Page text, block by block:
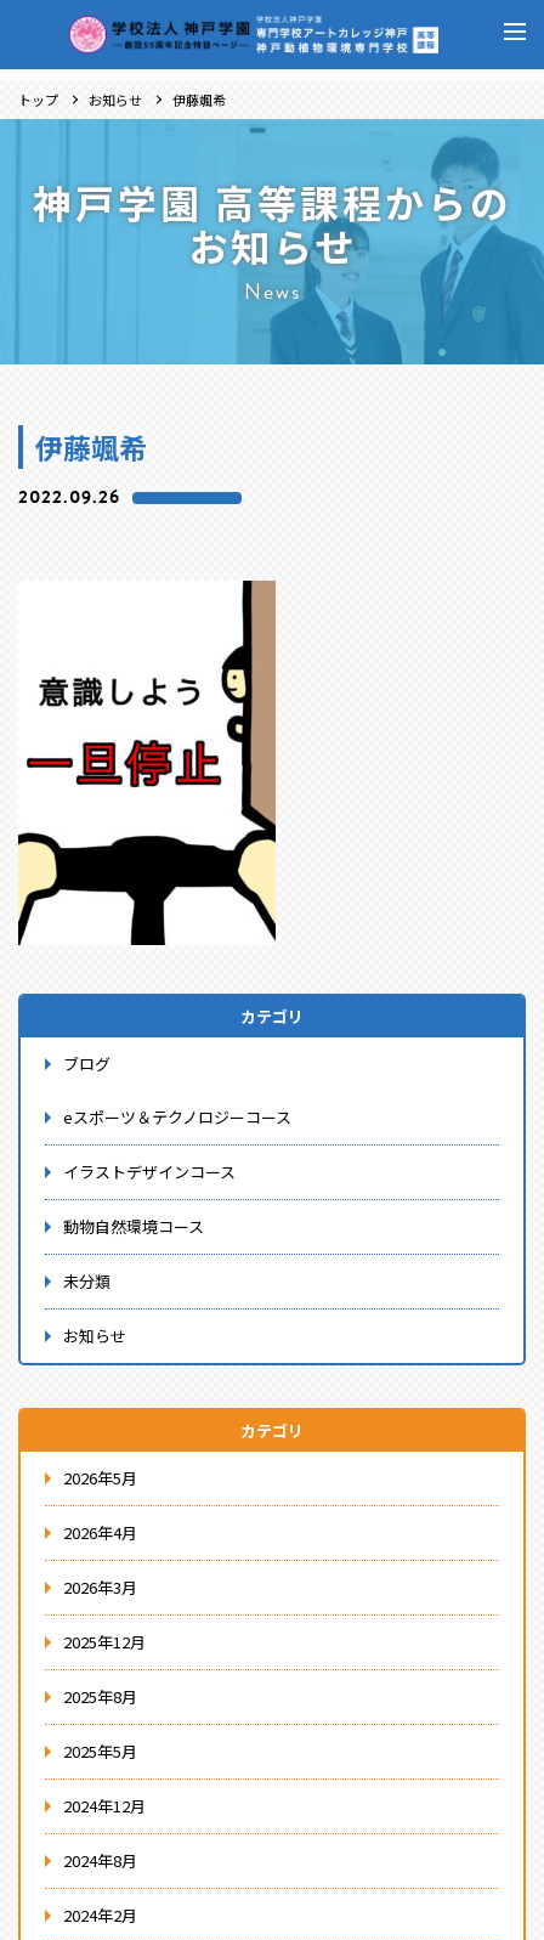
トップ お知らせ 伊藤颯希
神戸学園 高等課程からの
お知らせ
News
伊藤颯希
2022.09.26
カテゴリ
ブログ
eスポーツ＆テクノロジーコース
イラストデザインコース
動物自然環境コース
未分類
お知らせ
カテゴリ
2026年5月
2026年4月
2026年3月
2025年12月
2025年8月
2025年5月
2024年12月
2024年8月
2024年2月